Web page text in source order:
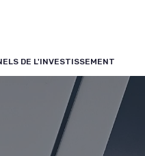
DE L'INVESTISSEMENT